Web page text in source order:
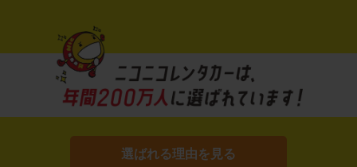
選ばれる理由を見る